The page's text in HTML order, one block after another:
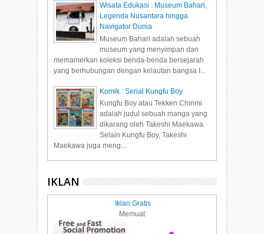
Wisata Edukasi : Museum Bahari,
Legenda Nusantara hingga
Navigator Dunia
Museum Bahari adalah sebuah
museum yang menyimpan dan
memamerkan koleksi benda-benda bersejarah
yang berhubungan dengan kelautan bangsa I...
Komik : Serial Kungfu Boy
Kungfu Boy atau Tekken Chinmi
adalah judul sebuah manga yang
dikarang oleh Takeshi Maekawa.
Selain Kungfu Boy, Takeshi
Maekawa juga meng...
IKLAN
Iklan Gratis
Memuat